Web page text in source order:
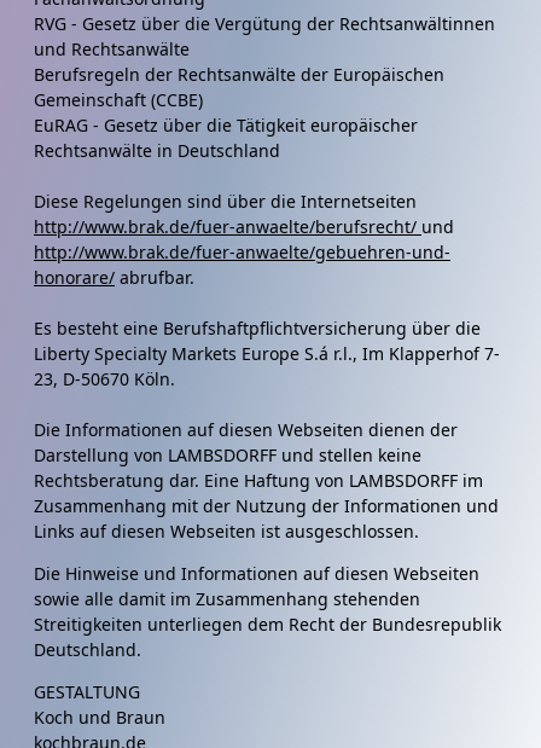
RVG - Gesetz über die Vergütung der Rechtsanwältinnen
und Rechtsanwälte
Berufsregeln der Rechtsanwälte der Europäischen
Gemeinschaft (CCBE)
EuRAG - Gesetz über die Tätigkeit europäischer
Rechtsanwälte in Deutschland
Diese Regelungen sind über die Internetseiten
http://www.brak.de/fuer-anwaelte/berufsrecht/ und
http://www.brak.de/fuer-anwaelte/gebuehren-und-
honorare/ abrufbar.
Es besteht eine Berufshaftpflichtversicherung über die
Liberty Specialty Markets Europe S.á r.l., Im Klapperhof 7-
23, D-50670 Köln.
Die Informationen auf diesen Webseiten dienen der
Darstellung von LAMBSDORFF und stellen keine
Rechtsberatung dar. Eine Haftung von LAMBSDORFF im
Zusammenhang mit der Nutzung der Informationen und
Links auf diesen Webseiten ist ausgeschlossen.
Die Hinweise und Informationen auf diesen Webseiten
sowie alle damit im Zusammenhang stehenden
Streitigkeiten unterliegen dem Recht der Bundesrepublik
Deutschland.
GESTALTUNG
Koch und Braun
kochbraun.de